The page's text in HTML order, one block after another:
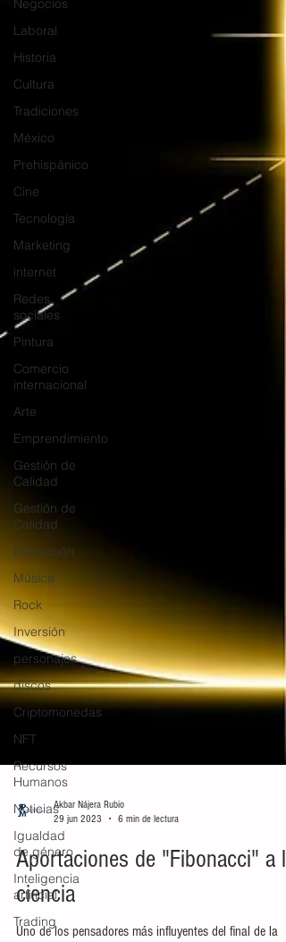
Negocios
Laboral
Historia
Cultura
Tradiciones
México
Prehispánico
Cine
Tecnología
Marketing
internet
Redes
sociales
Pintura
Comercio
internacional
Arte
Emprendimiento
Gestión de
Calidad
Gestión de
Calidad
educación
Música
Rock
Inversión
personajes
discos
Criptomonedas
NFT
Recursos
Humanos
Noticias
Igualdad
de género
Inteligencia
artificial
Trading
Akbar Nájera Rubio
29 jun 2023
6 min de lectura
Aportaciones de "Fibonacci" a la
ciencia